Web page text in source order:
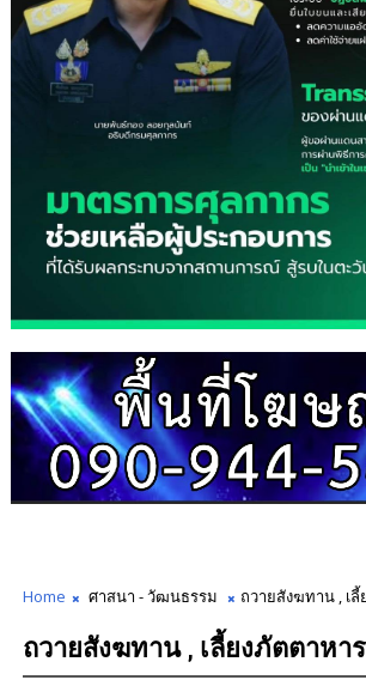
Home ศาสนา - วัฒนธรรม ถวายสังฆทาน , เ
ถวายสังฆทาน , เลี้ยงภัตตาหา